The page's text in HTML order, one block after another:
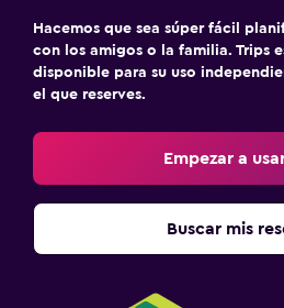
Hacemos que sea súper fácil
con los amigos o la familia. Trips
disponible para su uso
el que reserves.
Empezar a
Buscar mis